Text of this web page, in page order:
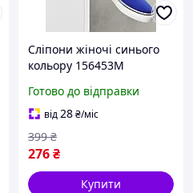
Сліпони жіночі синього
кольору 156453M
Готово до відправки
від28₴/міс
276₴
399 ₴
Купити